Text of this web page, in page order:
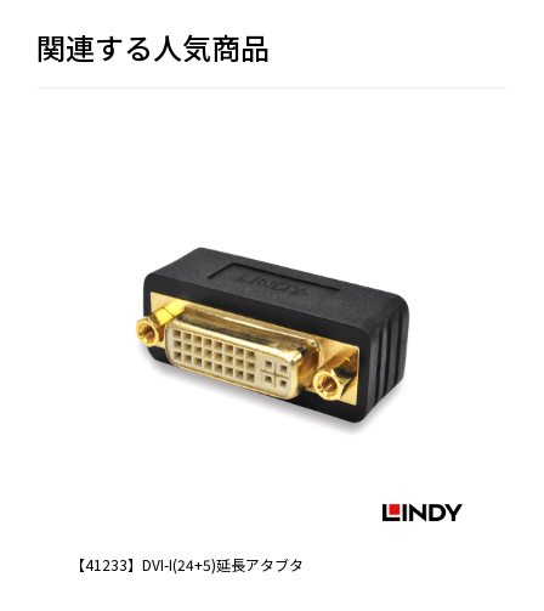
関連する人気商品
【41233】DVI-I(24+5)延長アタブタ